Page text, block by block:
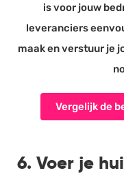
is voor jouw
leveranciers
maak en verstuur je
Vergelijk de
6. Voer je